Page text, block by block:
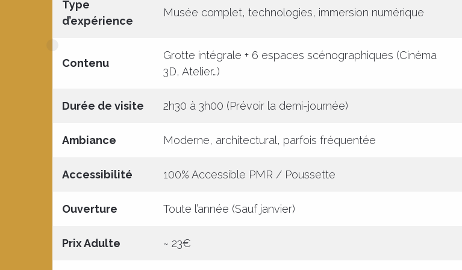
Type
d’expérience
Musée complet, technologies, immersion numérique
Contenu
Grotte intégrale + 6 espaces scénographiques (Cinéma
3D, Atelier…)
Durée de visite 2h30 à 3h00 (Prévoir la demi-journée)
Ambiance Moderne, architectural, parfois fréquentée
Accessibilité 100% Accessible PMR / Poussette
Ouverture Toute l’année (Sauf janvier)
Prix Adulte ~ 23€